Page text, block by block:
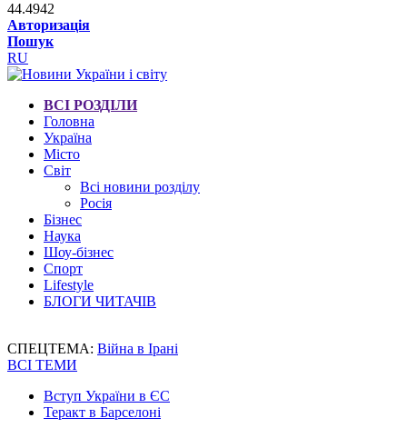
44.4942
Авторизація
Пошук
RU
ВСІ РОЗДІЛИ
Головна
Україна
Місто
Світ
Всі новини розділу
Росія
Бізнес
Наука
Шоу-бізнес
Спорт
Lifestyle
БЛОГИ ЧИТАЧІВ
СПЕЦТЕМА: Війна в Ірані
ВСІ ТЕМИ
Вступ України в ЄС
Теракт в Барселоні